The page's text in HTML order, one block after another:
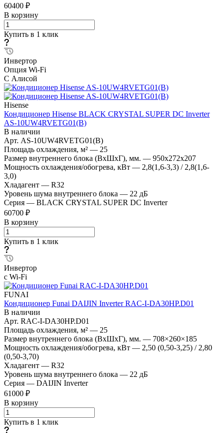
60400 ₽
В корзину
Купить в 1 клик
Инвертор
Опция Wi-Fi
С Алисой
Hisense
Кондиционер Hisense BLACK CRYSTAL SUPER DC Inverter
AS-10UW4RVETG01(B)
В наличии
Арт. AS-10UW4RVETG01(B)
Площадь охлаждения, м² — 25
Размер внутреннего блока (ВхШхГ), мм. — 950x272x207
Мощность охлаждения/обогрева, кВт — 2,8(1,6-3,3) / 2,8(1,6-
3,0)
Хладагент — R32
Уровень шума внутреннего блока — 22 дБ
Серия — BLACK CRYSTAL SUPER DC Inverter
60700 ₽
В корзину
Купить в 1 клик
Инвертор
с Wi-Fi
FUNAI
Кондиционер Funai DAIJIN Inverter RAC-I-DA30HP.D01
В наличии
Арт. RAC-I-DA30HP.D01
Площадь охлаждения, м² — 25
Размер внутреннего блока (ВхШхГ), мм. — 708×260×185
Мощность охлаждения/обогрева, кВт — 2,50 (0,50-3,25) / 2,80
(0,50-3,70)
Хладагент — R32
Уровень шума внутреннего блока — 22 дБ
Серия — DAIJIN Inverter
61000 ₽
В корзину
Купить в 1 клик